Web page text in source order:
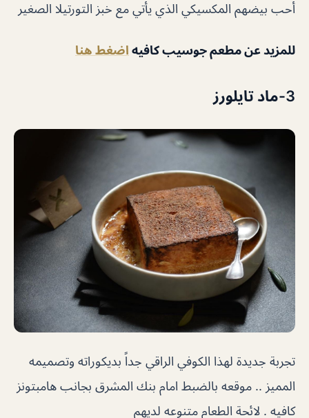
أحب بيضهم المكسيكي الذي يأتي مع خبز التورتيلا الصغير
للمزيد عن مطعم جوسيب كافيه اضغط هنا
3-ماد تايلورز
تجربة جديدة لهذا الكوفي الراقي جداً بديكوراته وتصميمه
المميز .. موقعه بالضبط امام بنك المشرق بجانب هامبتونز
كافيه . لائحة الطعام متنوعه لديهم